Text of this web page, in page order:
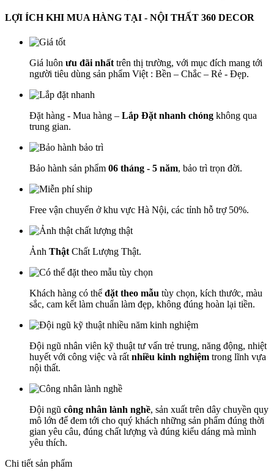
LỢI ÍCH KHI MUA HÀNG TẠI - NỘI THẤT 360 DECOR
Giá luôn ưu đãi nhất trên thị trường, với mục đích mang tới
người tiêu dùng sản phẩm Việt : Bền – Chắc – Rẻ - Đẹp.
Đặt hàng - Mua hàng – Lắp Đặt nhanh chóng không qua
trung gian.
Bảo hành sản phẩm 06 tháng - 5 năm, bảo trì trọn đời.
Free vận chuyển ở khu vực Hà Nội, các tỉnh hỗ trợ 50%.
Ảnh Thật Chất Lượng Thật.
Khách hàng có thể đặt theo mẫu tùy chọn, kích thước, màu
sắc, cam kết làm chuẩn làm đẹp, không đúng hoàn lại tiền.
Đội ngũ nhân viên kỹ thuật tư vấn trẻ trung, năng động, nhiệt
huyết với công việc và rất nhiều kinh nghiệm trong lĩnh vựa
nội thất.
Đội ngũ công nhân lành nghề, sản xuất trên dây chuyền quy
mô lớn để đem tới cho quý khách những sản phẩm đúng thời
gian yêu câu, đúng chất lượng và đúng kiểu dáng mà mình
yêu thích.
Chi tiết sản phẩm